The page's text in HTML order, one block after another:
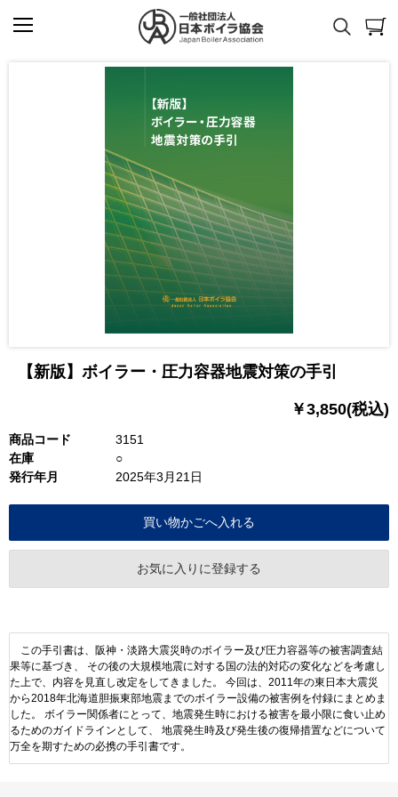
【新版】ボイラー・圧力容器地震対策の手引
￥3,850(税込)
商品コード
3151
在庫
○
発行年月
2025年3月21日
お気に入りに登録する
この手引書は、阪神・淡路大震災時のボイラー及び圧力容器等の被害調査結
果等に基づき、 その後の大規模地震に対する国の法的対応の変化などを考慮し
た上で、内容を見直し改定をしてきました。 今回は、2011年の東日本大震災
から2018年北海道胆振東部地震までのボイラー設備の被害例を付録にまとめま
した。 ボイラー関係者にとって、地震発生時における被害を最小限に食い止め
るためのガイドラインとして、 地震発生時及び発生後の復帰措置などについて
万全を期すための必携の手引書です。